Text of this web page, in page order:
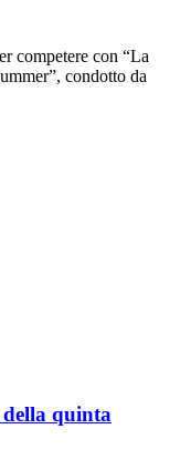
competere con “La
condotto da
quinta